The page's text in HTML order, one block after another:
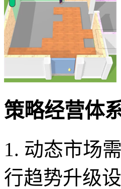
策略经营体系
1. 动态市场
行趋势升级